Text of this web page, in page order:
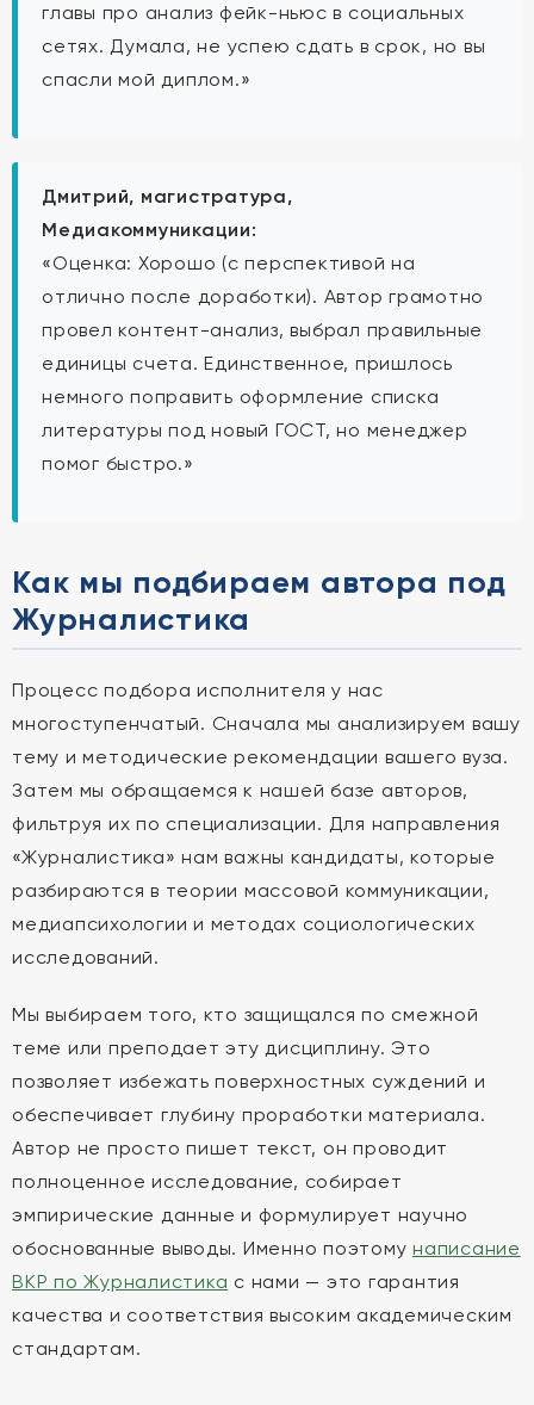
главы про анализ фейк-ньюс в социальных
сетях. Думала, не успею сдать в срок, но вы
спасли мой диплом.»
Дмитрий, магистратура,
Медиакоммуникации:
«Оценка: Хорошо (с перспективой на
отлично после доработки). Автор грамотно
провел контент-анализ, выбрал правильные
единицы счета. Единственное, пришлось
немного поправить оформление списка
литературы под новый ГОСТ, но менеджер
помог быстро.»
Как мы подбираем автора под
Журналистика
Процесс подбора исполнителя у нас
многоступенчатый. Сначала мы анализируем вашу
тему и методические рекомендации вашего вуза.
Затем мы обращаемся к нашей базе авторов,
фильтруя их по специализации. Для направления
«Журналистика» нам важны кандидаты, которые
разбираются в теории массовой коммуникации,
медиапсихологии и методах социологических
исследований.
Мы выбираем того, кто защищался по смежной
теме или преподает эту дисциплину. Это
позволяет избежать поверхностных суждений и
обеспечивает глубину проработки материала.
Автор не просто пишет текст, он проводит
полноценное исследование, собирает
эмпирические данные и формулирует научно
обоснованные выводы. Именно поэтому написание
ВКР по Журналистика с нами — это гарантия
качества и соответствия высоким академическим
стандартам.